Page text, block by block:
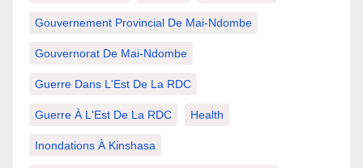
Gouvernement Provincial De Mai-Ndombe
Gouvernorat De Mai-Ndombe
Guerre Dans L'Est De La RDC
Guerre À L'Est De La RDC Health
Inondations À Kinshasa